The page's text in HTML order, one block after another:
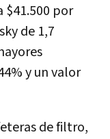
$41.500 por
de 1,7
y un valor
de filtro,